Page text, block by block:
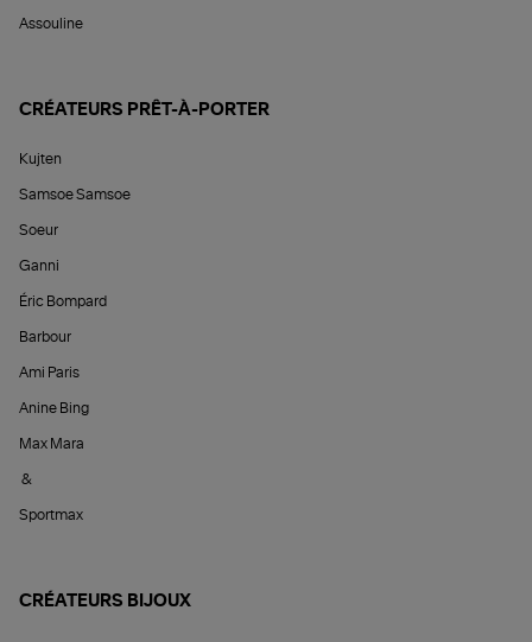
Assouline
CRÉATEURS PRÊT-À-PORTER
Kujten
Samsoe Samsoe
Soeur
Ganni
Éric Bompard
Barbour
Ami Paris
Anine Bing
Max Mara
&
Sportmax
CRÉATEURS BIJOUX